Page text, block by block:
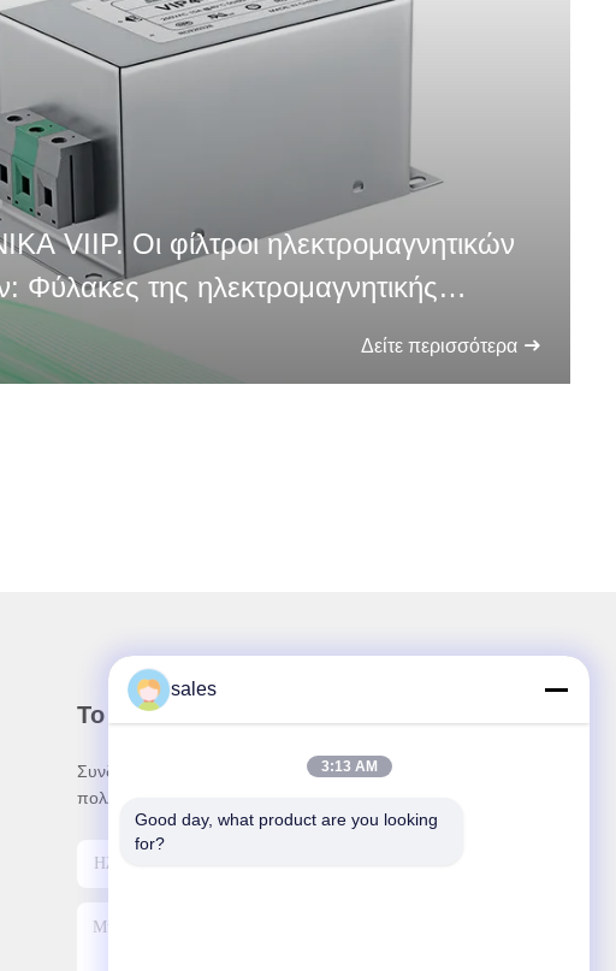
VIIP. Οι φίλτροι ηλεκτρομαγνητικών
Φύλακες της ηλεκτρομαγνητικής
των ηλεκτρονικών συσκευών.Δείτε περισσότερα
Το Δελτίο Ενημέρωσης
Συνδρομηθείτε στο ενημερωτικό μας δελτίο για εκπτώσεις και
πολλά άλλα.
sales
3:13 AM
Good day, what product are you looking
for?